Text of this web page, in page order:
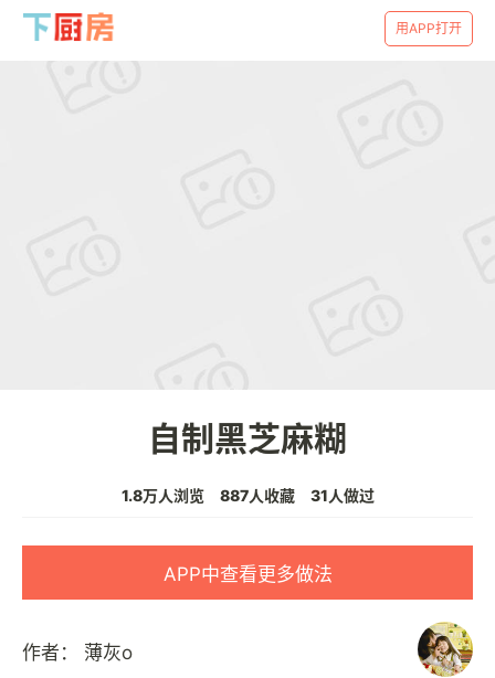
用APP打开
自制黑芝麻糊
1.8万人浏览 887人收藏 31人做过
APP中查看更多做法
作者： 薄灰o